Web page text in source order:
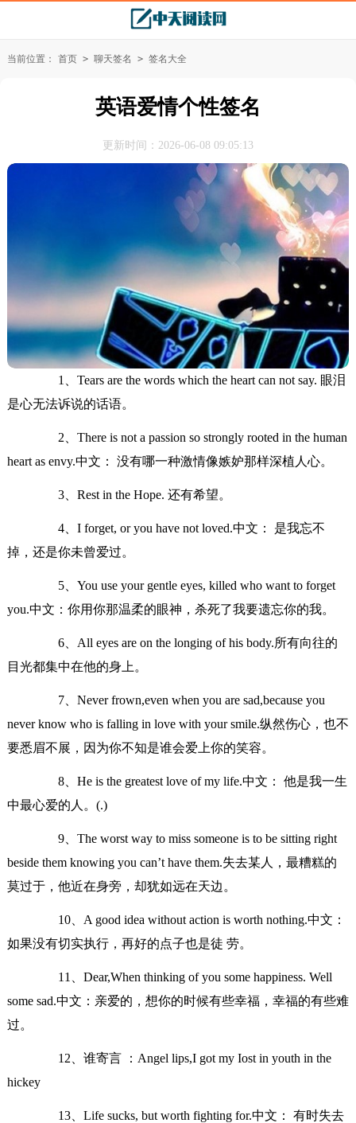
当前位置： 首页 > 聊天签名 > 签名大全
英语爱情个性签名
更新时间：2026-06-08 09:05:13
1、Tears are the words which the heart can not say. 眼泪
是心无法诉说的话语。
2、There is not a passion so strongly rooted in the human
heart as envy.中文： 没有哪一种激情像嫉妒那样深植人心。
3、Rest in the Hope. 还有希望。
4、I forget, or you have not loved.中文： 是我忘不
掉，还是你未曾爱过。
5、You use your gentle eyes, killed who want to forget
you.中文：你用你那温柔的眼神，杀死了我要遗忘你的我。
6、All eyes are on the longing of his body.所有向往的
目光都集中在他的身上。
7、Never frown,even when you are sad,because you
never know who is falling in love with your smile.纵然伤心，也不
要悉眉不展，因为你不知是谁会爱上你的笑容。
8、He is the greatest love of my life.中文： 他是我一生
中最心爱的人。(.)
9、The worst way to miss someone is to be sitting right
beside them knowing you can’t have them.失去某人，最糟糕的
莫过于，他近在身旁，却犹如远在天边。
10、A good idea without action is worth nothing.中文：
如果没有切实执行，再好的点子也是徒 劳。
11、Dear,When thinking of you some happiness. Well
some sad.中文：亲爱的，想你的时候有些幸福，幸福的有些难
过。
12、谁寄言 ：Angel lips,I got my Iost in youth in the
hickey
13、Life sucks, but worth fighting for.中文： 有时失去